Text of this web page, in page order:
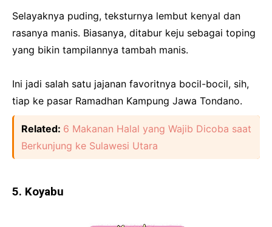
Selayaknya puding, teksturnya lembut kenyal dan
rasanya manis. Biasanya, ditabur keju sebagai toping
yang bikin tampilannya tambah manis.
Ini jadi salah satu jajanan favoritnya bocil-bocil, sih,
tiap ke pasar Ramadhan Kampung Jawa Tondano.
Related: 6 Makanan Halal yang Wajib Dicoba saat
Berkunjung ke Sulawesi Utara
5. Koyabu